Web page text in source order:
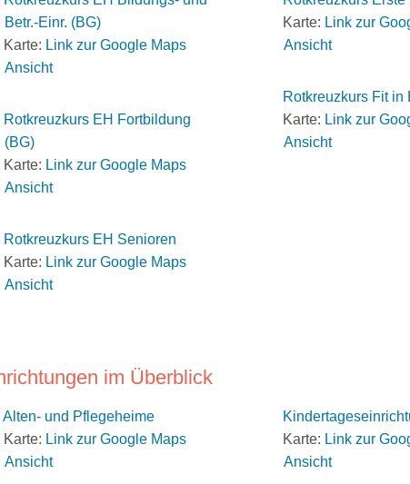
Betr.-Einr. (BG)
Karte: Link zur Google Maps
Ansicht
Rotkreuzkurs EH Fortbildung
(BG)
Karte: Link zur Google Maps
Ansicht
Rotkreuzkurs EH Senioren
Karte: Link zur Google Maps
Ansicht
Karte: Link zur
Ansicht
Rotkreuzkurs Fit in
Karte: Link zur
Ansicht
im Überblick
Alten- und Pflegeheime
Karte: Link zur Google Maps
Ansicht
Karte: Link zur
Ansicht